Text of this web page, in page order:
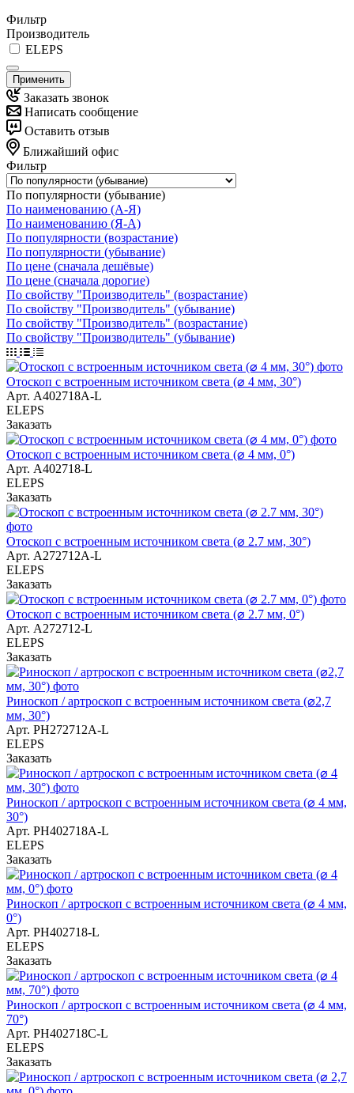
Фильтр
Производитель
ELEPS
Применить
Заказать звонок
Написать сообщение
Оставить отзыв
Ближайший офис
Фильтр
По популярности (убывание)
По наименованию (А-Я)
По наименованию (Я-А)
По популярности (возрастание)
По популярности (убывание)
По цене (сначала дешёвые)
По цене (сначала дорогие)
По свойству "Производитель" (возрастание)
По свойству "Производитель" (убывание)
По свойству "Производитель" (возрастание)
По свойству "Производитель" (убывание)
Отоскоп с встроенным источником света (⌀ 4 мм, 30°)
Арт. А402718A-L
ELEPS
Заказать
Отоскоп с встроенным источником света (⌀ 4 мм, 0°)
Арт. А402718-L
ELEPS
Заказать
Отоскоп с встроенным источником света (⌀ 2.7 мм, 30°)
Арт. А272712А-L
ELEPS
Заказать
Отоскоп с встроенным источником света (⌀ 2.7 мм, 0°)
Арт. А272712-L
ELEPS
Заказать
Риноскоп / артроскоп с встроенным источником света (⌀2,7
мм, 30°)
Арт. РН272712А-L
ELEPS
Заказать
Риноскоп / артроскоп с встроенным источником света (⌀ 4 мм,
30°)
Арт. РН402718А-L
ELEPS
Заказать
Риноскоп / артроскоп с встроенным источником света (⌀ 4 мм,
0°)
Арт. РН402718-L
ELEPS
Заказать
Риноcкоп / артроскоп с встроенным источником света (⌀ 4 мм,
70°)
Арт. РН402718С-L
ELEPS
Заказать